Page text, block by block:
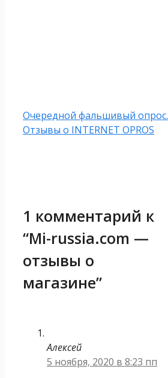
Очередной фальшивый опрос.
Отзывы о INTERNET OPROS
1 комментарий к
“Mi-russia.com —
отзывы о
магазине”
Алексей
5 ноября, 2020 в 8:23 пп